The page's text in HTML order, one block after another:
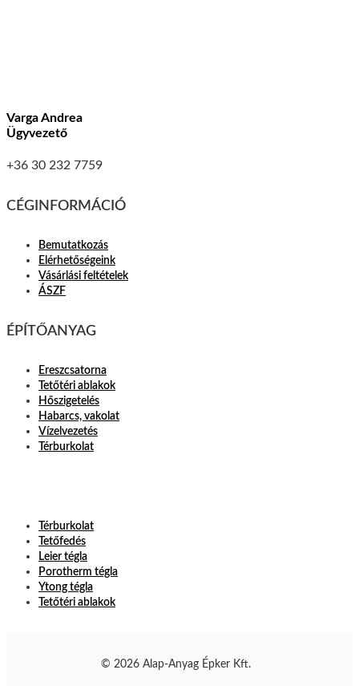
Varga Andrea
Ügyvezető
+36 30 232 7759
CÉGINFORMÁCIÓ
Bemutatkozás
Elérhetőségeink
Vásárlási feltételek
ÁSZF
ÉPÍTŐANYAG
Ereszcsatorna
Tetőtéri ablakok
Hőszigetelés
Habarcs, vakolat
Vízelvezetés
Térburkolat
Térburkolat
Tetőfedés
Leier tégla
Porotherm tégla
Ytong tégla
Tetőtéri ablakok
© 2026 Alap-Anyag Épker Kft.